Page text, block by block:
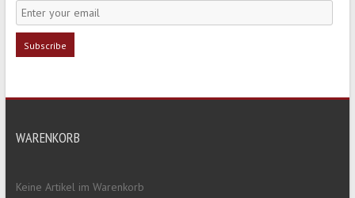
WARENKORB
Keine Artikel im Warenkorb